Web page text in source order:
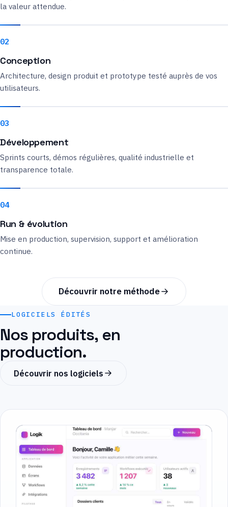
la valeur attendue.
02
Conception
Architecture, design produit et prototype testé auprès de vos
utilisateurs.
03
Développement
Sprints courts, démos régulières, qualité industrielle et
transparence totale.
04
Run & évolution
Mise en production, supervision, support et amélioration
continue.
Découvrir notre méthode
LOGICIELS ÉDITÉS
Nos produits, en
production.
Découvrir nos logiciels